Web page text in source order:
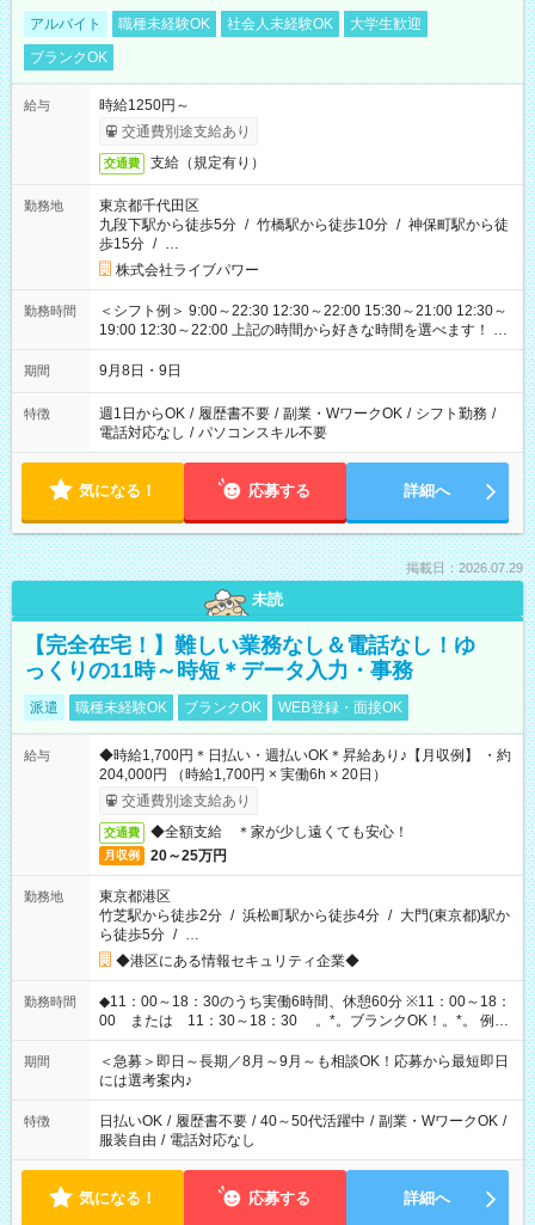
アルバイト 職種未経験OK 社会人未経験OK
大学生歓迎
ブランクOK
給与
時給1250円～
交通費別途支給あり
交通費 支給（規定有り）
勤務地
東京都千代田区
九段下駅から徒歩5分 / 竹橋駅から徒歩10分 / 神保町駅から徒
歩15分 / …
株式会社ライブパワー
勤務時間
＜シフト例＞ 9:00～22:30 12:30～22:00 15:30～21:00 12:30～
19:00 12:30～22:00 上記の時間から好きな時間を選べます！ ※
時間は変更となる可能性があります
期間 9月8日・9日
特徴 週1日からOK / 履歴書不要 / 副業・WワークOK / シフト勤務 /
電話対応なし / パソコンスキル不要
気になる！ 応募する 詳細へ
掲載日：2026.07.29
未読
【完全在宅！】難しい業務なし＆電話なし！ゆ
っくりの11時～時短＊データ入力・事務
派遣 職種未経験OK ブランクOK WEB登録・面接OK
給与
◆時給1,700円＊日払い・週払いOK＊昇給あり♪【月収例】 ・約
204,000円 （時給1,700円 × 実働6h × 20日）
交通費別途支給あり
交通費 ◆全額支給 ＊家が少し遠くても安心！
月収例 20～25万円
勤務地
東京都港区
竹芝駅から徒歩2分 / 浜松町駅から徒歩4分 / 大門(東京都)駅か
ら徒歩5分 / …
◆港区にある情報セキュリティ企業◆
勤務時間
◆11：00～18：30のうち実働6時間、休憩60分 ※11：00～18：
00 または 11：30～18：30 。*。ブランクOK！。*。 例え
ば前職が、 在宅/財団法人/事務/コールセンター/受付/販売/カフェ
スタッフ スイーツ販売/ホテルフロント/化粧品販売/など 様々な
業界から入社して活躍されています♪
期間
＜急募＞即日～長期／8月～9月～も相談OK！応募から最短即日
には選考案内♪
特徴 日払いOK / 履歴書不要 / 40～50代活躍中 / 副業・WワークOK /
服装自由 / 電話対応なし
気になる！ 応募する 詳細へ